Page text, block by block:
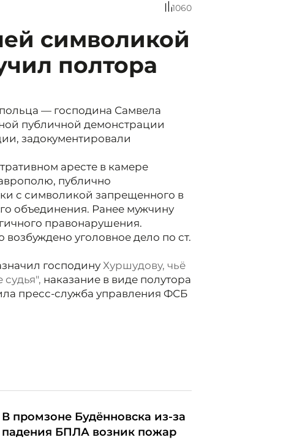
1060
символикой
полтора
— господина Самвела
публичной демонстрации
задокументировали
аресте в камере
публично
с символикой запрещенного в
объединения. Ранее мужчину
правонарушения.
возбуждено уголовное дело по ст.
господину Хуршудову, чьё
наказание в виде полутора
пресс-служба управления ФСБ
В промзоне Будённовска из-за
падения БПЛА возник пожар